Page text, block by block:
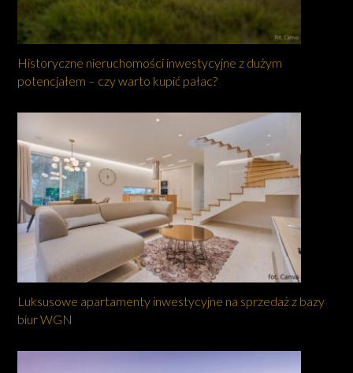
Historyczne nieruchomości inwestycyjne z dużym
potencjałem – czy warto kupić pałac?
Luksusowe apartamenty inwestycyjne na sprzedaż z bazy
biur WGN